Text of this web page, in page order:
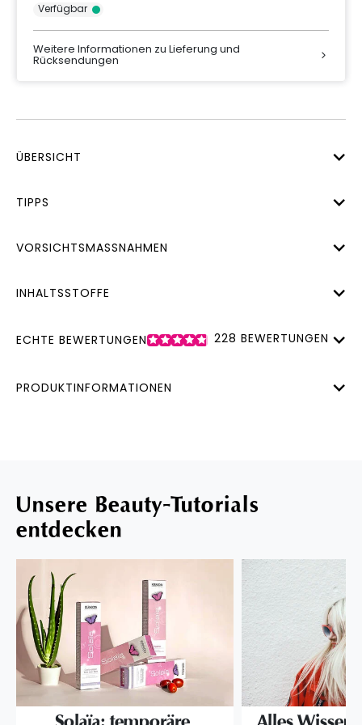
Verfügbar
Weitere Informationen zu Lieferung und
Rücksendungen
ÜBERSICHT
TIPPS
VORSICHTSMASSNAHMEN
INHALTSSTOFFE
ECHTE BEWERTUNGEN 228 BEWERTUNGEN
PRODUKTINFORMATIONEN
Unsere Beauty-Tutorials
entdecken